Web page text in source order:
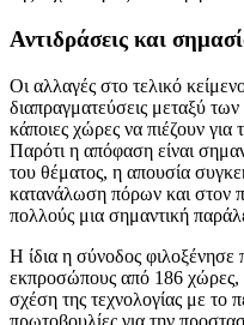
Αντιδράσεις και
Οι αλλαγές στο τελικό
διαπραγματεύσεις μεταξύ
κάποιες χώρες να πιέζουν
Παρότι η απόφαση είναι
του θέματος, η απουσία
κατανάλωση πόρων και στον
πολλούς μια σημαντική
Η ίδια η σύνοδος φιλοξένησε
εκπροσώπους από 186 χώρες,
σχέση της τεχνολογίας με το
πρωτοβουλίες για την